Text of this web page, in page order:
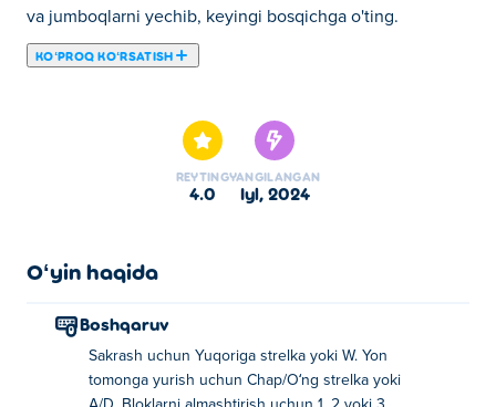
va jumboqlarni yechib, keyingi bosqichga o'ting.
KOʻPROQ KOʻRSATISH
REYTING
4.0
YANGILANGAN
iyl, 2024
Oʻyin haqida
Boshqaruv
Sakrash uchun Yuqoriga strelka yoki W. Yon
tomonga yurish uchun Chap/O‘ng strelka yoki